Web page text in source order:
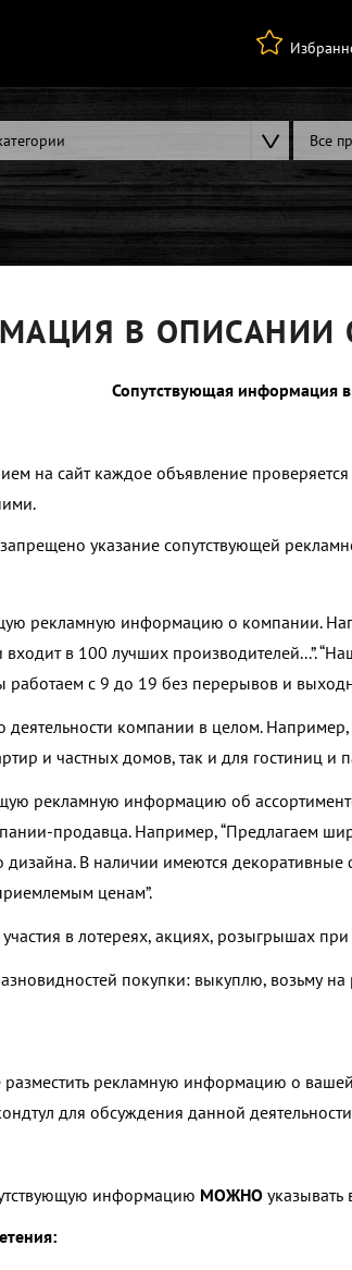
Все
В ОПИСАНИИ
Сопутствующая информация
на сайт каждое объявление проверяется
указание сопутствующей
рекламную информацию о компании.
входит в 100 лучших производителей...”. “
работаем с 9 до 19 без перерывов и
деятельности компании в целом. Например,
и частных домов, так и для гостиниц и
рекламную информацию об
продавца. Например,“Предлагаем
дизайна. В наличии имеются
ценам”.
в лотереях, акциях, розыгрышах при
покупки: выкуплю, возьму
рекламную информацию о
для обсуждения данной
информацию МОЖНО